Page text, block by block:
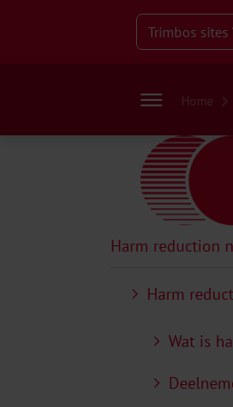
Trimbos sites
Home
Harm reduction
Harm
Wat is